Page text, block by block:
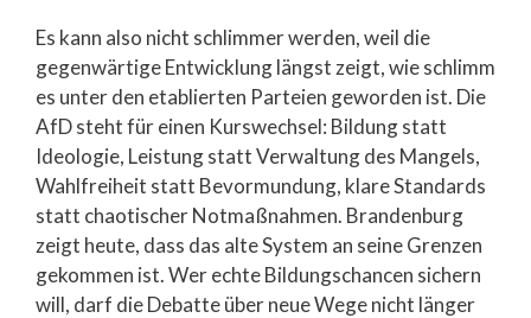
Es kann also nicht schlimmer werden, weil die
gegenwärtige Entwicklung längst zeigt, wie schlimm
es unter den etablierten Parteien geworden ist. Die
AfD steht für einen Kurswechsel: Bildung statt
Ideologie, Leistung statt Verwaltung des Mangels,
Wahlfreiheit statt Bevormundung, klare Standards
statt chaotischer Notmaßnahmen. Brandenburg
zeigt heute, dass das alte System an seine Grenzen
gekommen ist. Wer echte Bildungschancen sichern
will, darf die Debatte über neue Wege nicht länger